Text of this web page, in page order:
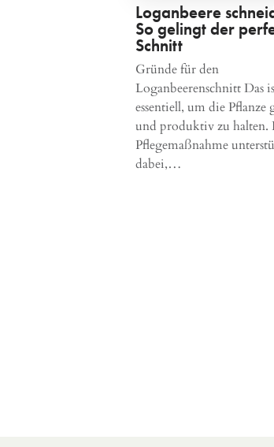
Loganbeere
So gelingt der
Schnitt
Gründe für den
Loganbeerenschnitt Das
essentiell, um die Pflanze
und produktiv zu halten.
Pflegemaßnahme
dabei,…